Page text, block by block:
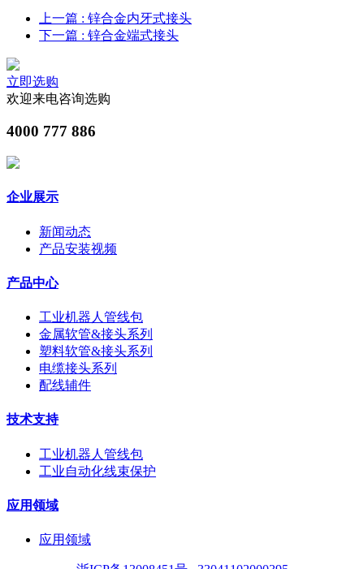
上一篇 : 锌合金内牙式接头
下一篇 : 锌合金端式接头
立即选购
欢迎来电咨询选购
4000 777 886
企业展示
新闻动态
产品安装视频
产品中心
工业机器人管线包
金属软管&接头系列
塑料软管&接头系列
电缆接头系列
配线辅件
技术支持
工业机器人管线包
工业自动化线束保护
应用领域
应用领域